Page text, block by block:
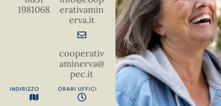
1981068
erativamin
erva.it
cooperativ
aminerva@
pec.it
INDIRIZZO ORARI UFFICI